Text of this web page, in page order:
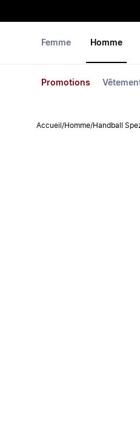
Femme Homme
Promotions
Accueil /Homme/Handball